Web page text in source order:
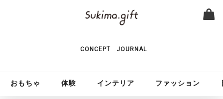
CONCEPT JOURNAL
おもちゃ 体験 インテリア ファッション